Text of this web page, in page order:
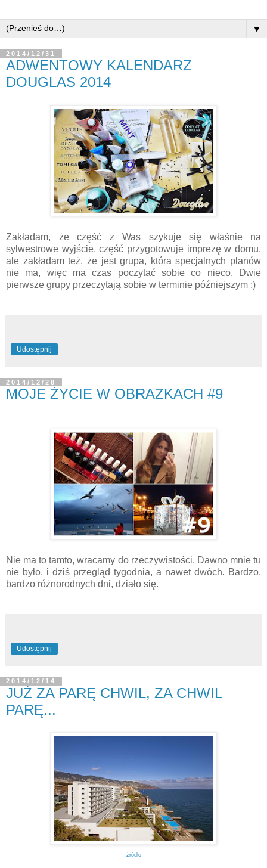
▼
2014/12/31
ADWENTOWY KALENDARZ
DOUGLAS 2014
Zakładam, że część z Was szykuje się właśnie na
sylwestrowe wyjście, część przygotowuje imprezę w domu,
ale zakładam też, że jest grupa, która specjalnych planów
nie ma, więc ma czas poczytać sobie co nieco. Dwie
pierwsze grupy przeczytają sobie w terminie późniejszym ;)
Udostępnij
2014/12/28
MOJE ŻYCIE W OBRAZKACH #9
Nie ma to tamto, wracamy do rzeczywistości. Dawno mnie tu
nie było, i dziś przegląd tygodnia, a nawet dwóch. Bardzo,
bardzo różnorodnych dni, działo się.
Udostępnij
2014/12/14
JUŻ ZA PARĘ CHWIL, ZA CHWIL
PARĘ...
źródło